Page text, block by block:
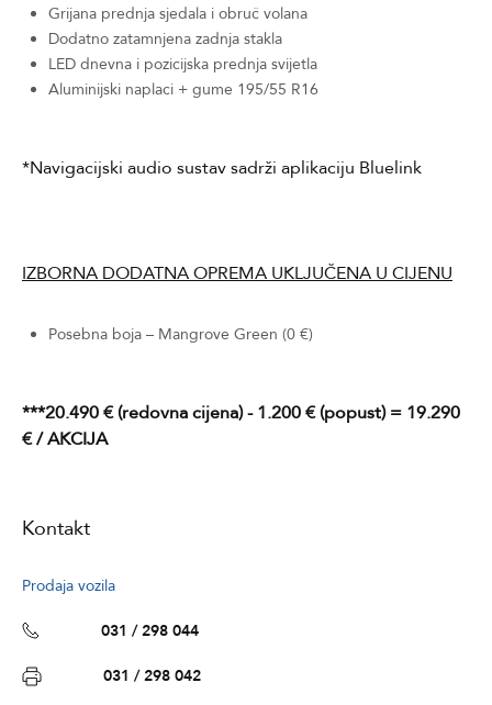
Grijana prednja sjedala i obruč volana
Dodatno zatamnjena zadnja stakla
LED dnevna i pozicijska prednja svijetla
Aluminijski naplaci + gume 195/55 R16
*Navigacijski audio sustav sadrži aplikaciju Bluelink
IZBORNA DODATNA OPREMA UKLJUČENA U CIJENU
Posebna boja – Mangrove Green (0 €)
***20.490 € (redovna cijena) - 1.200 € (popust) = 19.290
€ / AKCIJA
Kontakt
Prodaja vozila
031 / 298 044
031 / 298 042